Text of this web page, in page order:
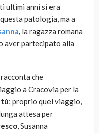
ultimi anni si era
patologia, ma a
, la ragazza romana
aver partecipato alla
che
a Cracovia per la
; proprio quel viaggio,
attesa per
, Susanna